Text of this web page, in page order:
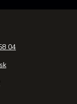
04